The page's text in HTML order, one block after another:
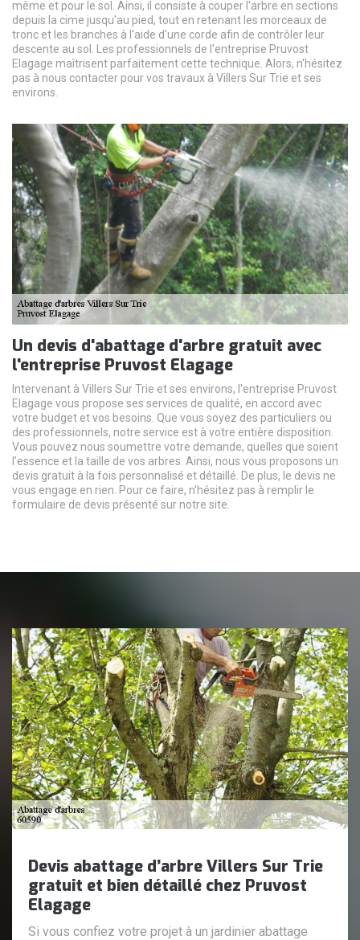
même et pour le sol. Ainsi, il consiste à couper l'arbre en sections
depuis la cime jusqu'au pied, tout en retenant les morceaux de
tronc et les branches à l'aide d'une corde afin de contrôler leur
descente au sol. Les professionnels de l'entreprise Pruvost
Elagage maîtrisent parfaitement cette technique. Alors, n'hésitez
pas à nous contacter pour vos travaux à Villers Sur Trie et ses
environs.
Un devis d'abattage d'arbre gratuit avec
l'entreprise Pruvost Elagage
Intervenant à Villers Sur Trie et ses environs, l'entreprise Pruvost
Elagage vous propose ses services de qualité, en accord avec
votre budget et vos besoins. Que vous soyez des particuliers ou
des professionnels, notre service est à votre entière disposition.
Vous pouvez nous soumettre votre demande, quelles que soient
l'essence et la taille de vos arbres. Ainsi, nous vous proposons un
devis gratuit à la fois personnalisé et détaillé. De plus, le devis ne
vous engage en rien. Pour ce faire, n'hésitez pas à remplir le
formulaire de devis présenté sur notre site.
Devis abattage d’arbre Villers Sur Trie
gratuit et bien détaillé chez Pruvost
Elagage
Si vous confiez votre projet à un jardinier abattage